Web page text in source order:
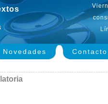
Novedades Contacto